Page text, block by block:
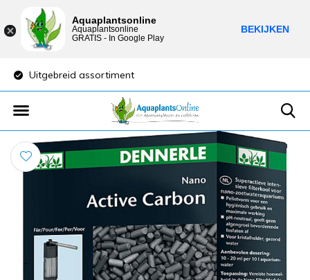
Uitgebreid assortiment
Aquaplantsonline
Aquaplantsonline
GRATIS - In Google Play
BEKIJKEN